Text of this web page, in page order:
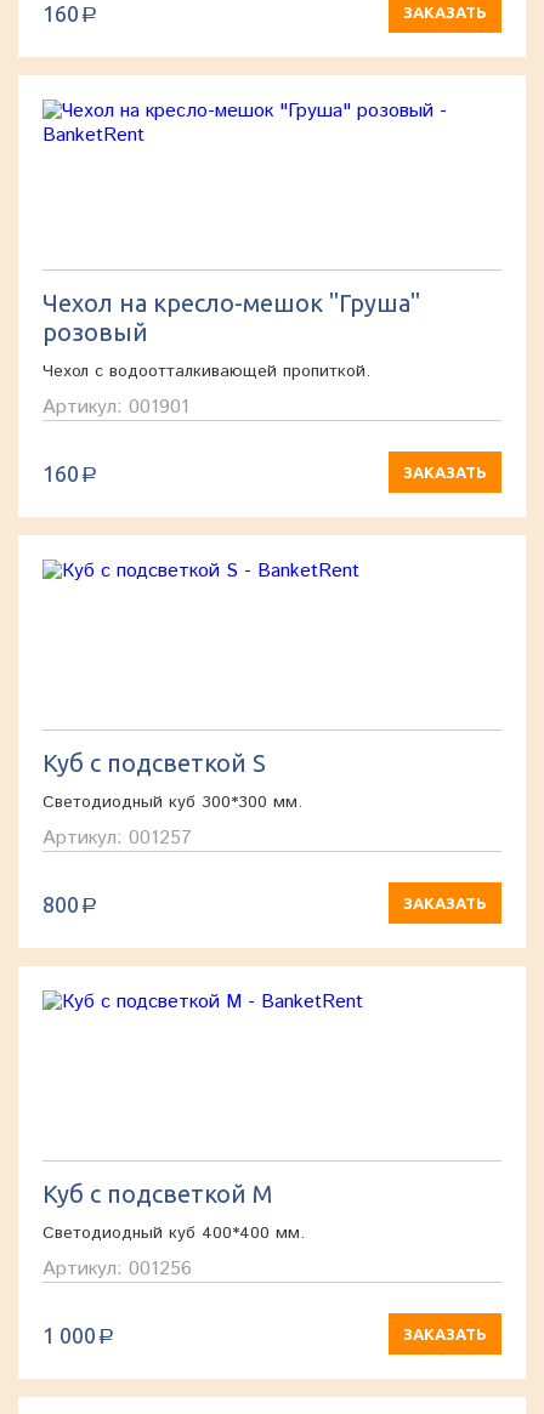
160 a ЗАКАЗАТЬ
Чехол на кресло-мешок "Груша"
розовый
Чехол с водоотталкивающей пропиткой.
Артикул: 001901
160 a ЗАКАЗАТЬ
Куб с подсветкой S
Светодиодный куб 300*300 мм.
Артикул: 001257
800 a ЗАКАЗАТЬ
Куб с подсветкой M
Светодиодный куб 400*400 мм.
Артикул: 001256
1 000 a ЗАКАЗАТЬ